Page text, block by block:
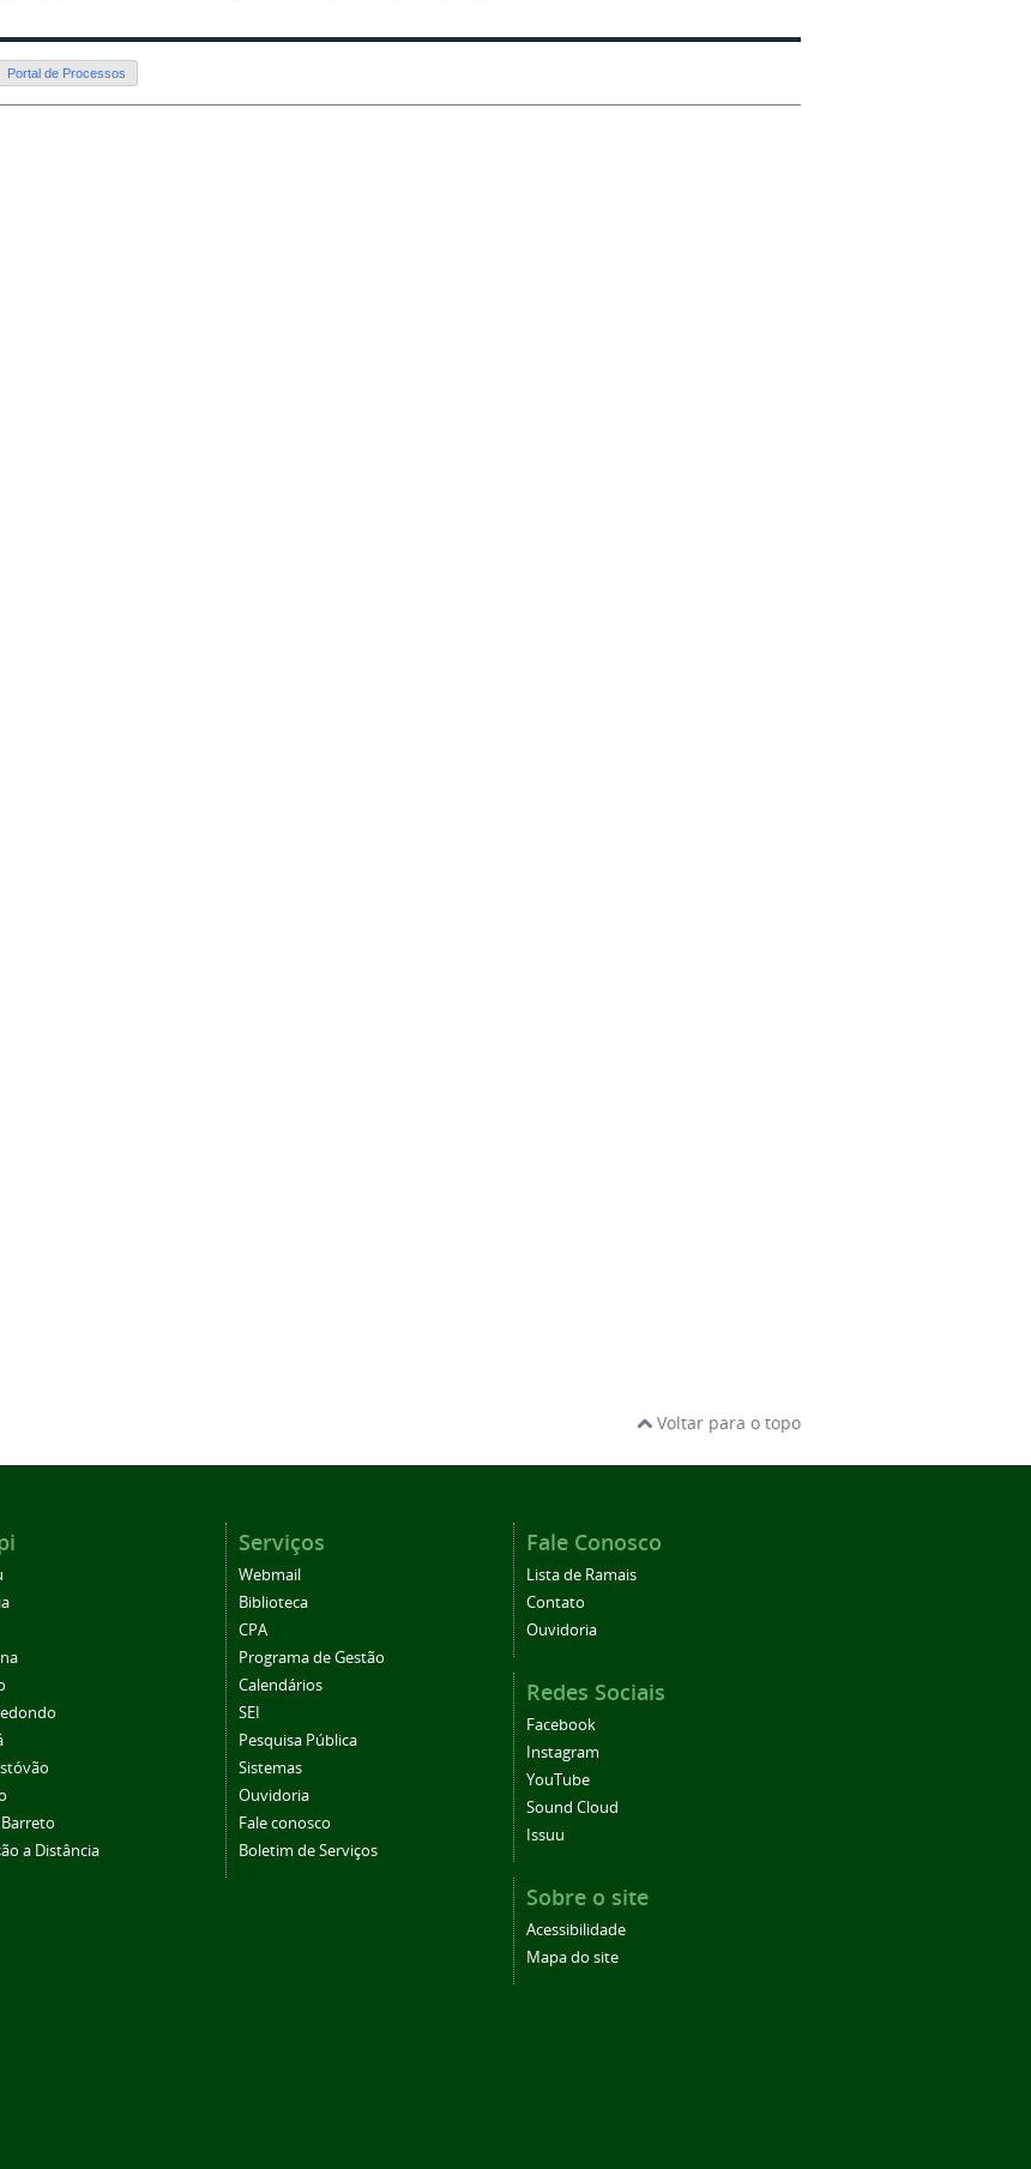
Portal de Processos
Voltar para o topo
a Distância
Serviços
Webmail
Biblioteca
CPA
Programa de Gestão
Calendários
SEI
Pesquisa Pública
Sistemas
Ouvidoria
Fale conosco
Boletim de Serviços
Fale Conosco
Lista de Ramais
Contato
Ouvidoria
Redes Sociais
Facebook
Instagram
YouTube
Sound Cloud
Issuu
Sobre o site
Acessibilidade
Mapa do site